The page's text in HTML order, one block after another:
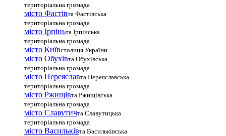
територіальна громада
місто Фастівта Фастівська
територіальна громада
місто Ірпіньта Ірпінська
територіальна громада
місто Київстолиця України
місто Обухівта Обухівська
територіальна громада
місто Переяславта Переяславська
територіальна громада
місто Ржищівта Ржищівська
територіальна громада
місто Славутичта Славутицька
територіальна громада
місто Василькiвта Васильківська